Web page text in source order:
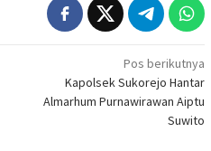
Pos berikutnya
Kapolsek Sukorejo Hantar
Almarhum Purnawirawan Aiptu
Suwito